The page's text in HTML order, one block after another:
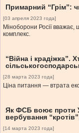
Примарний “Грім”:
[03 апреля 2023 года]
Міноборони Росії
комплекс.
“Війна і крадіжка”.
[28 марта 2023 года]
Ціна питання — втрата
Як ФСБ воює проти
вербування
[14 марта 2023 года]